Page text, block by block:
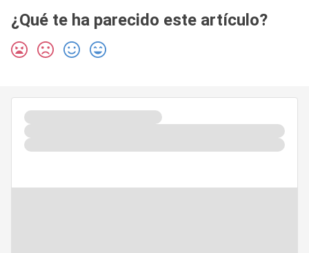
¿Qué te ha parecido este artículo?